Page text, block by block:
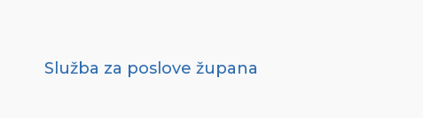
Služba za poslove župana